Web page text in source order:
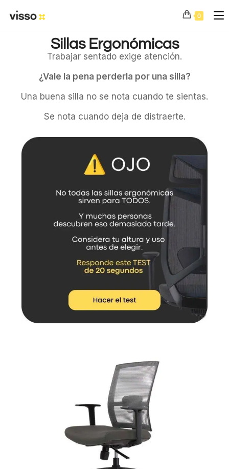
0
Sillas Ergonómicas
Trabajar sentado exige atención.
¿Vale la pena perderla por una silla?
Una buena silla no se nota cuando te sientas.
Se nota cuando deja de distraerte.